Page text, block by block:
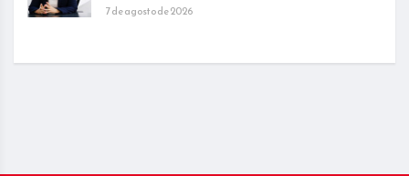
7 de agosto de 2026